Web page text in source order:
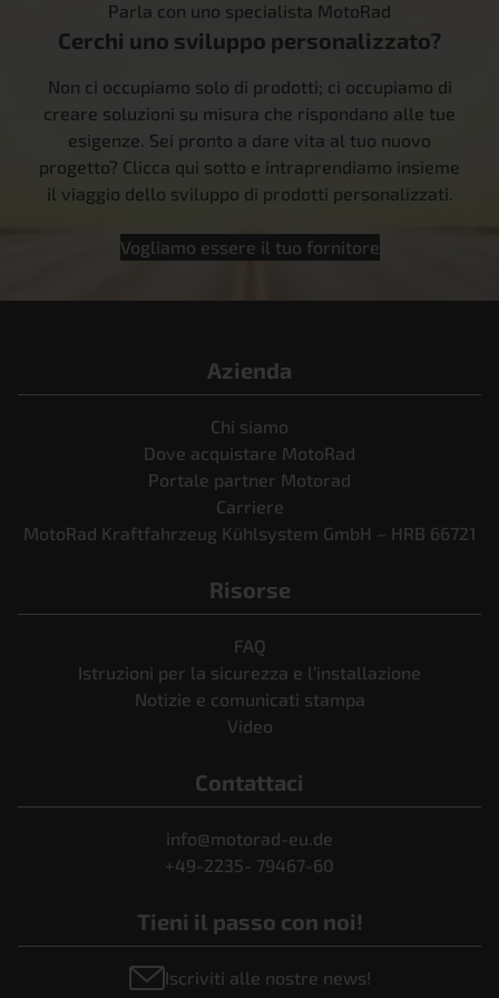
Parla con uno specialista MotoRad
Cerchi uno sviluppo personalizzato?
Non ci occupiamo solo di prodotti; ci occupiamo di
creare soluzioni su misura che rispondano alle tue
esigenze. Sei pronto a dare vita al tuo nuovo
progetto? Clicca qui sotto e intraprendiamo insieme
il viaggio dello sviluppo di prodotti personalizzati.
Vogliamo essere il tuo fornitore
Azienda
Chi siamo
Dove acquistare MotoRad
Portale partner Motorad
Carriere
MotoRad Kraftfahrzeug Kühlsystem GmbH – HRB 66721
Risorse
FAQ
Istruzioni per la sicurezza e l’installazione
Notizie e comunicati stampa
Video
Contattaci
info@motorad-eu.de
+49-2235- 79467-60
Tieni il passo con noi!
Iscriviti alle nostre news!